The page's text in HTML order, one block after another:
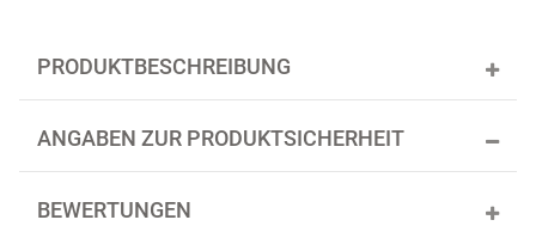
PRODUKTBESCHREIBUNG
ANGABEN ZUR PRODUKTSICHERHEIT
BEWERTUNGEN